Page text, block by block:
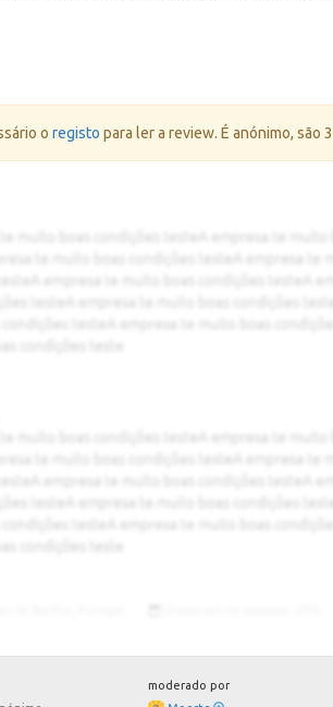
oregisto para ler a review. É anónimo, são
moderado por